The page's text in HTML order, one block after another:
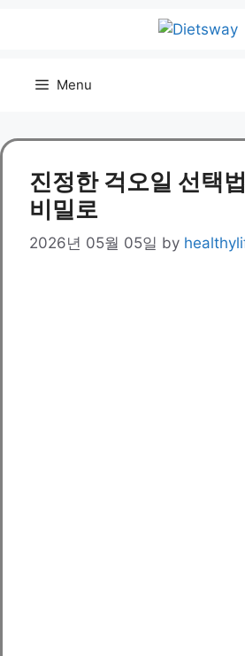
Menu
진정한 걱오일 선택
비밀로
2026년 05월 05일 by